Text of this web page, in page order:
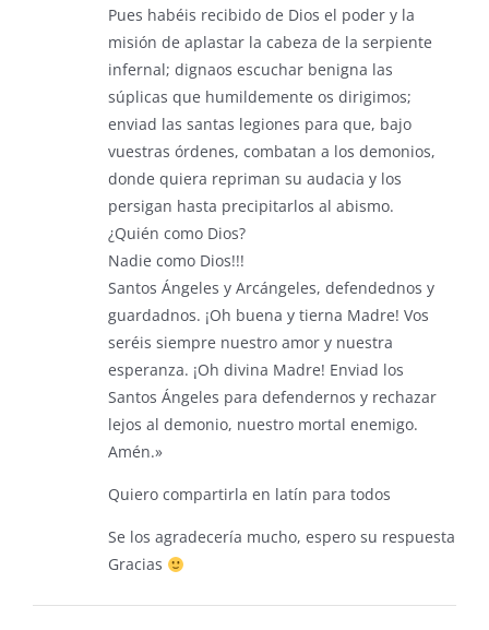
Pues habéis recibido de Dios el poder y la
misión de aplastar la cabeza de la serpiente
infernal; dignaos escuchar benigna las
súplicas que humildemente os dirigimos;
enviad las santas legiones para que, bajo
vuestras órdenes, combatan a los demonios,
donde quiera repriman su audacia y los
persigan hasta precipitarlos al abismo.
¿Quién como Dios?
Nadie como Dios!!!
Santos Ángeles y Arcángeles, defendednos y
guardadnos. ¡Oh buena y tierna Madre! Vos
seréis siempre nuestro amor y nuestra
esperanza. ¡Oh divina Madre! Enviad los
Santos Ángeles para defendernos y rechazar
lejos al demonio, nuestro mortal enemigo.
Amén.»
Quiero compartirla en latín para todos
Se los agradecería mucho, espero su respuesta
Gracias